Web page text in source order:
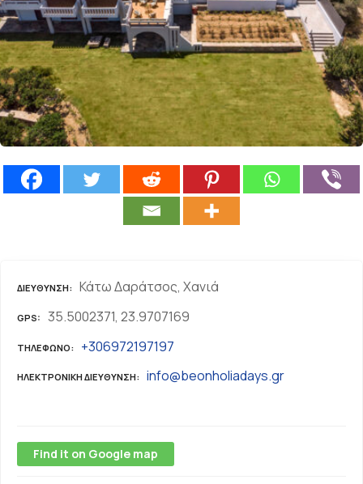
ε
ν
ο
ΔΙΕΎΘΥΝΣΗ Κάτω Δαράτσος, Χανιά
GPS 35.5002371, 23.9707169
ΤΗΛΈΦΩΝΟ +306972197197
ΗΛΕΚΤΡΟΝΙΚΗ ΔΙΕΥΘΥΝΣΗ info@beonholiadays.gr
Find it on Google map